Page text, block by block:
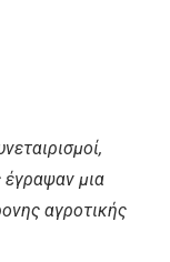
έγραψαν μια
αγροτικής